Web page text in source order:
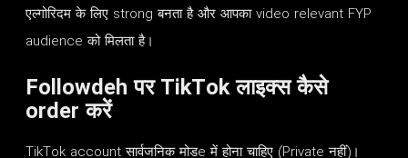
एल्गोरिदम के लिए strong बनता है और आपका video relevant FYP
audience को मिलता है।
Followdeh पर TikTok लाइक्स कैसे
order करें
TikTok account सार्वजनिक मोडe में होना चाहिए (Private नहीं)।